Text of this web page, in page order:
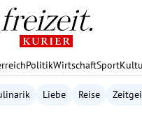
PolitikWirtschaftSport
Liebe Reise